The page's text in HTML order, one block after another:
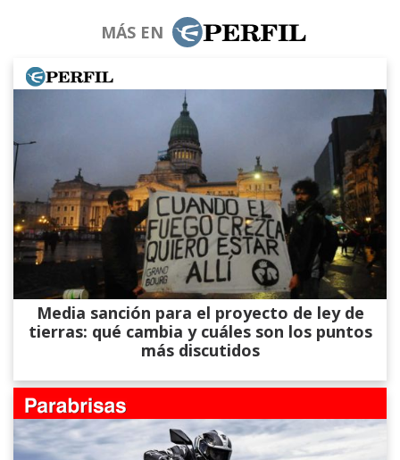
MÁS EN
Media sanción para el proyecto de ley de
tierras: qué cambia y cuáles son los puntos
más discutidos